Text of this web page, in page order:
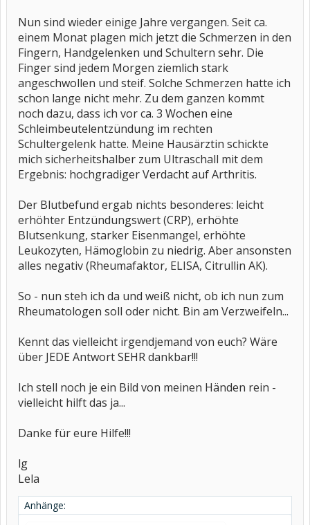
Nun sind wieder einige Jahre vergangen. Seit ca.
einem Monat plagen mich jetzt die Schmerzen in den
Fingern, Handgelenken und Schultern sehr. Die
Finger sind jedem Morgen ziemlich stark
angeschwollen und steif. Solche Schmerzen hatte ich
schon lange nicht mehr. Zu dem ganzen kommt
noch dazu, dass ich vor ca. 3 Wochen eine
Schleimbeutelentzündung im rechten
Schultergelenk hatte. Meine Hausärztin schickte
mich sicherheitshalber zum Ultraschall mit dem
Ergebnis: hochgradiger Verdacht auf Arthritis.
Der Blutbefund ergab nichts besonderes: leicht
erhöhter Entzündungswert (CRP), erhöhte
Blutsenkung, starker Eisenmangel, erhöhte
Leukozyten, Hämoglobin zu niedrig. Aber ansonsten
alles negativ (Rheumafaktor, ELISA, Citrullin AK).
So - nun steh ich da und weiß nicht, ob ich nun zum
Rheumatologen soll oder nicht. Bin am Verzweifeln...
Kennt das vielleicht irgendjemand von euch? Wäre
über JEDE Antwort SEHR dankbar!!!
Ich stell noch je ein Bild von meinen Händen rein -
vielleicht hilft das ja...
Danke für eure Hilfe!!!
lg
Lela
Anhänge: